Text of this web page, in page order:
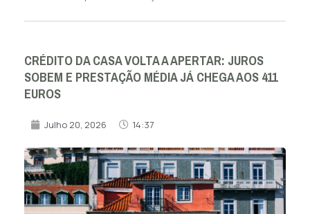
CRÉDITO DA CASA VOLTA A APERTAR: JUROS
SOBEM E PRESTAÇÃO MÉDIA JÁ CHEGA AOS 411
EUROS
Julho 20, 2026 14:37